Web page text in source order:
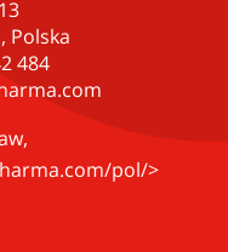
Polska
484
pol/>